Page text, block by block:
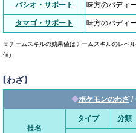
パシオ・サポート 味方のバディ
タマゴ・サポート 味方のバディ
※チームスキルの効果値はチームスキルのレベ
値)
わざ】
◆ポケモンのわざ/
技名
タイプ 分類